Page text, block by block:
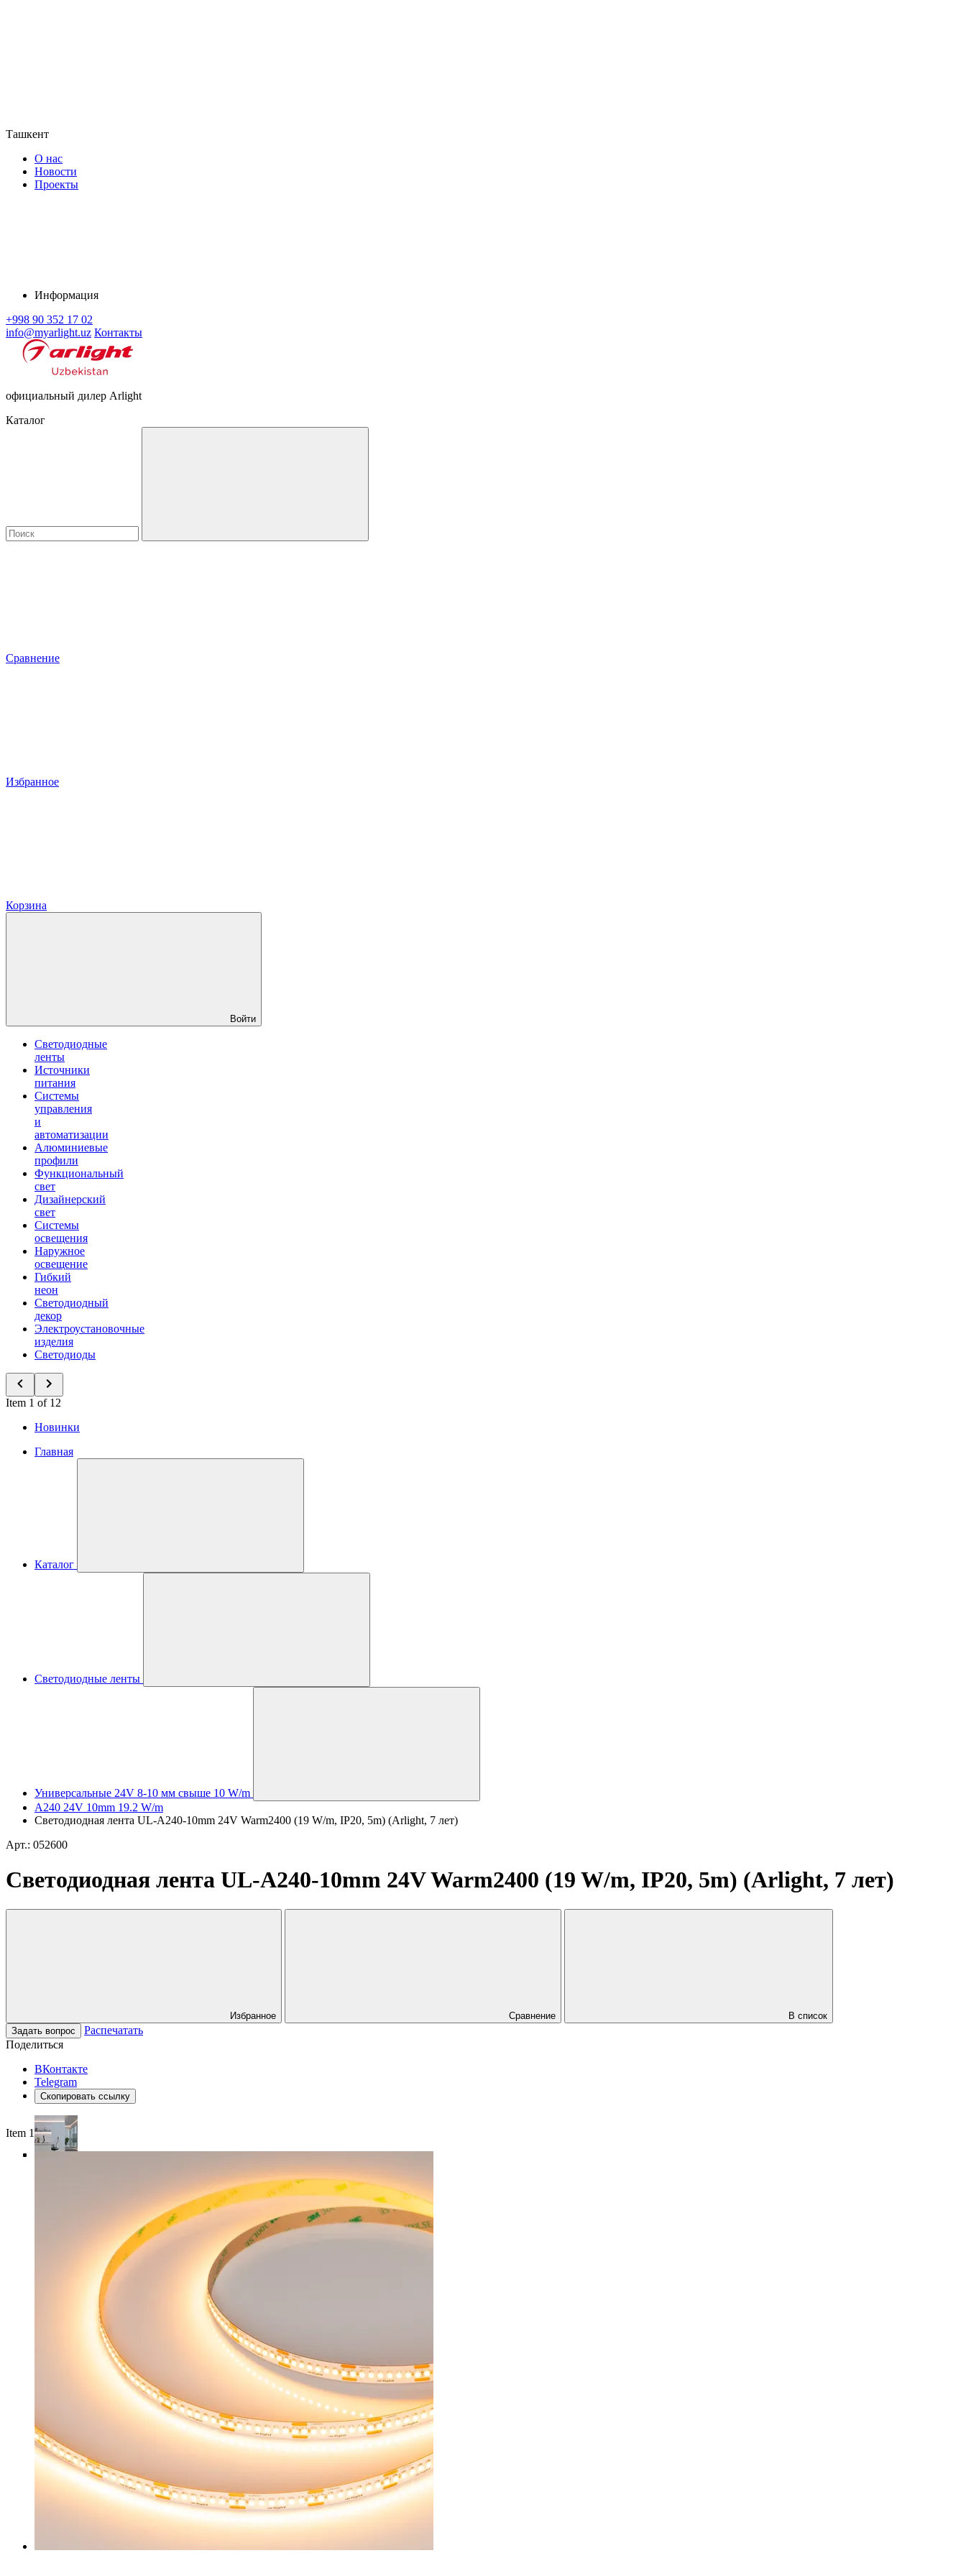
Ташкент
О нас
Новости
Проекты
Информация
+998 90 352 17 02
info@myarlight.uz Контакты
официальный дилер Arlight
Каталог
Сравнение
Избранное
Корзина
Войти
Светодиодные
ленты
Источники
питания
Системы
управления
и
автоматизации
Алюминиевые
профили
Функциональный
свет
Дизайнерский
свет
Системы
освещения
Наружное
освещение
Гибкий
неон
Светодиодный
декор
Электроустановочные
изделия
Светодиоды
Item 1 of 12
Новинки
Главная
Каталог
Светодиодные ленты
Универсальные 24V 8-10 мм свыше 10 W/m
A240 24V 10mm 19.2 W/m
Светодиодная лента UL-A240-10mm 24V Warm2400 (19 W/m, IP20, 5m) (Arlight, 7 лет)
Арт.: 052600
Светодиодная лента UL-A240-10mm 24V Warm2400 (19 W/m, IP20, 5m) (Arlight, 7 лет)
Избранное Сравнение
В список
Задать вопрос
Распечатать
Поделиться
ВКонтакте
Telegram
Скопировать ссылку
Item 1 of 4